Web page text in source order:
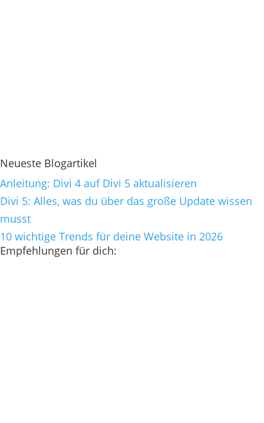
Neueste Blogartikel
Anleitung: Divi 4 auf Divi 5 aktualisieren
Divi 5: Alles, was du über das große Update wissen
musst
10 wichtige Trends für deine Website in 2026
Empfehlungen für dich: